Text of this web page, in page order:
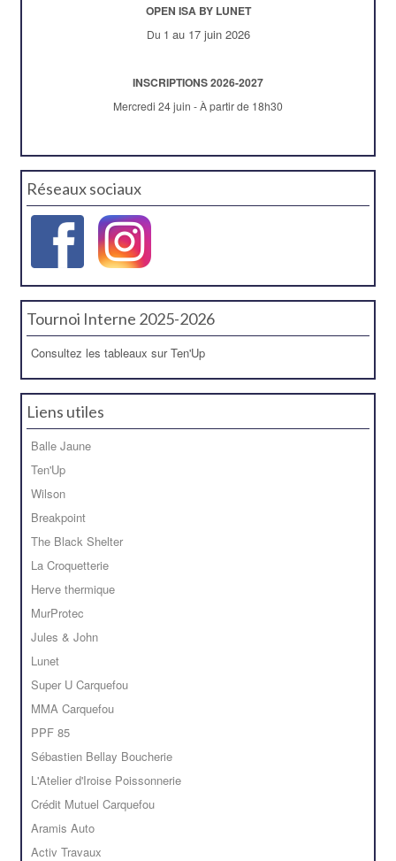
OPEN ISA BY LUNET
Du 1 au 17 juin 2026
INSCRIPTIONS 2026-2027
Mercredi 24 juin - À partir de 18h30
Réseaux sociaux
Tournoi Interne 2025-2026
Consultez les tableaux sur Ten'Up
Liens utiles
Balle Jaune
Ten'Up
Wilson
Breakpoint
The Black Shelter
La Croquetterie
Herve thermique
MurProtec
Jules & John
Lunet
Super U Carquefou
MMA Carquefou
PPF 85
Sébastien Bellay Boucherie
L'Atelier d'Iroise Poissonnerie
Crédit Mutuel Carquefou
Aramis Auto
Activ Travaux